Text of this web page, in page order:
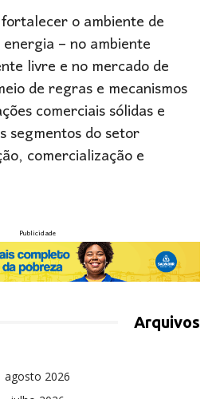
o ambiente de
– no ambiente
livre e no mercado de
de regras e mecanismos
comerciais sólidas e
segmentos do setor
comercialização e
Publicidade
Arquivos
agosto 2026